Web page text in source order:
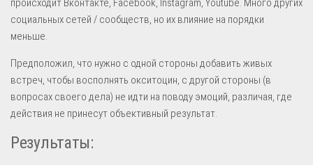
происходит Вконтакте, Facebook, Instagram, Youtube. Много других
социальных сетей / сообществ, но их влияние на порядки
меньше.
Предположил, что нужно с одной стороны добавить живых
встреч, чтобы восполнять окситоцин, с другой стороны (в
вопросах своего дела) не идти на поводу эмоций, различая, где
действия не принесут объективный результат.
Результаты: